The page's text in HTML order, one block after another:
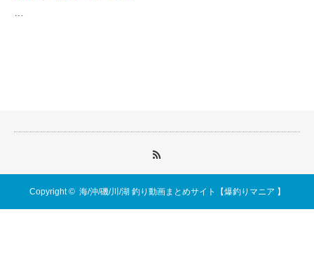
…
Copyright © 海/沖/磯/川/湖 釣り動画まとめサイト【爆釣りマニア 】